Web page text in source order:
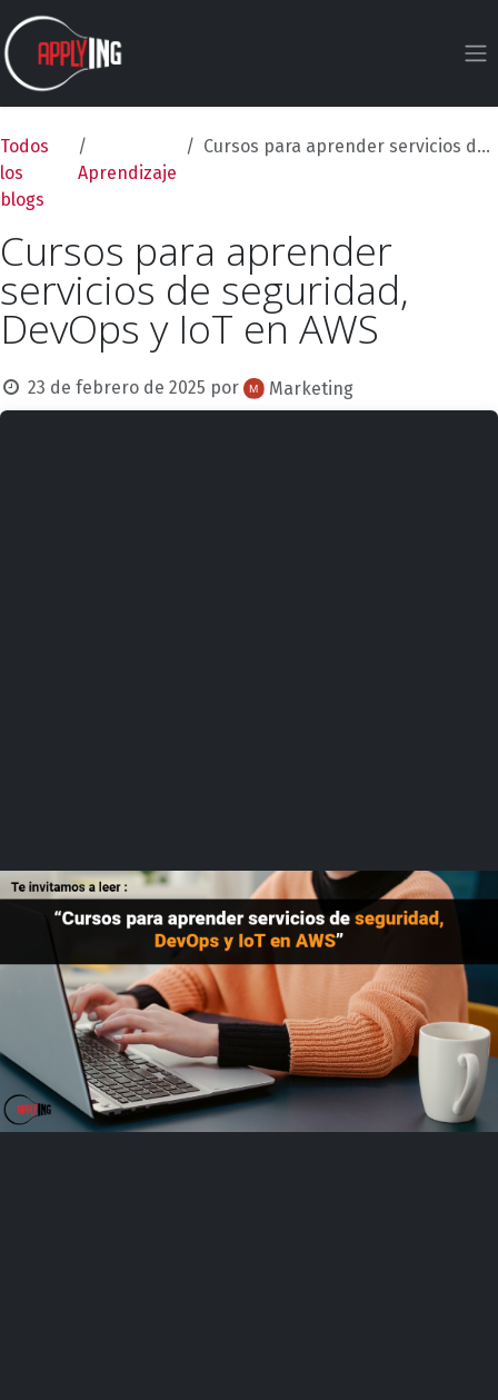
Ir al contenido
Todos
los
blogs
Aprendizaje
Cursos para aprender servicios de seguridad, DevOps y IoT en AWS
Cursos para aprender
servicios de seguridad,
DevOps y IoT en AWS
23 de febrero de 2025 por Marketing